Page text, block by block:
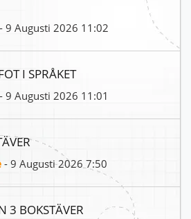
- 9 Augusti 2026 11:02
I SPRÅKET
- 9 Augusti 2026 11:01
- 9 Augusti 2026 7:50
3 BOKSTÄVER